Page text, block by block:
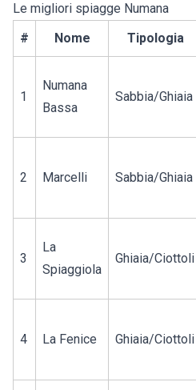
Le migliori spiagge Numana
#
Nome Tipologia
1
Numana
Bassa
Sabbia/Ghiaia
2 Marcelli Sabbia/Ghiaia
3
La
Spiaggiola
Ghiaia/Ciottoli
4 La Fenice Ghiaia/Ciottoli